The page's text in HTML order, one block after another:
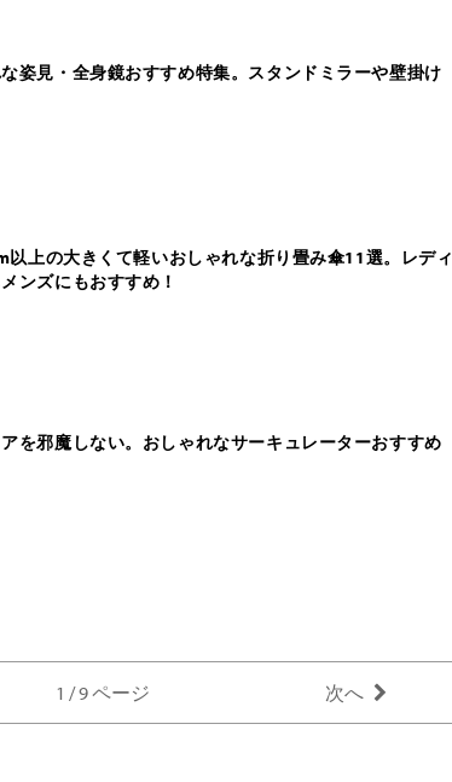
姿見・全身鏡おすすめ特集。スタンドミラーや壁掛け
以上の大きくて軽いおしゃれな折り畳み傘11選。レディ
ンズにもおすすめ！
を邪魔しない。おしゃれなサーキュレーターおすすめ
1 / 9 ページ 次へ